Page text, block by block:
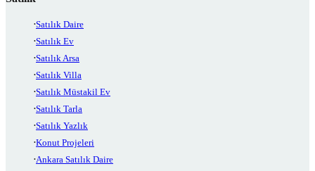
Satılık Daire
Satılık Ev
Satılık Arsa
Satılık Villa
Satılık Müstakil Ev
Satılık Tarla
Satılık Yazlık
Konut Projeleri
Ankara Satılık Daire